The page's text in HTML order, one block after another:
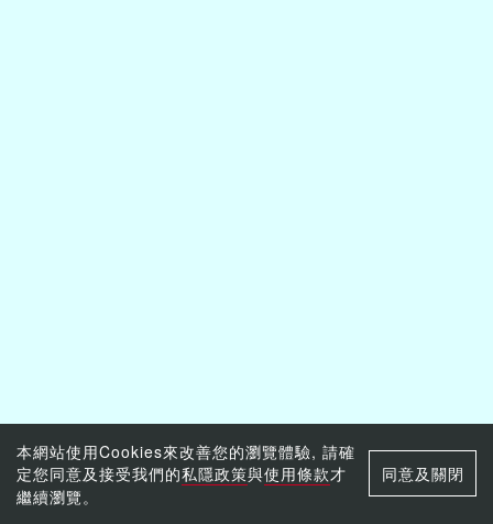
本網站使用Cookies來改善您的瀏覽體驗, 請確
定您同意及接受我們的私隱政策與使用條款才
繼續瀏覽。
同意及關閉